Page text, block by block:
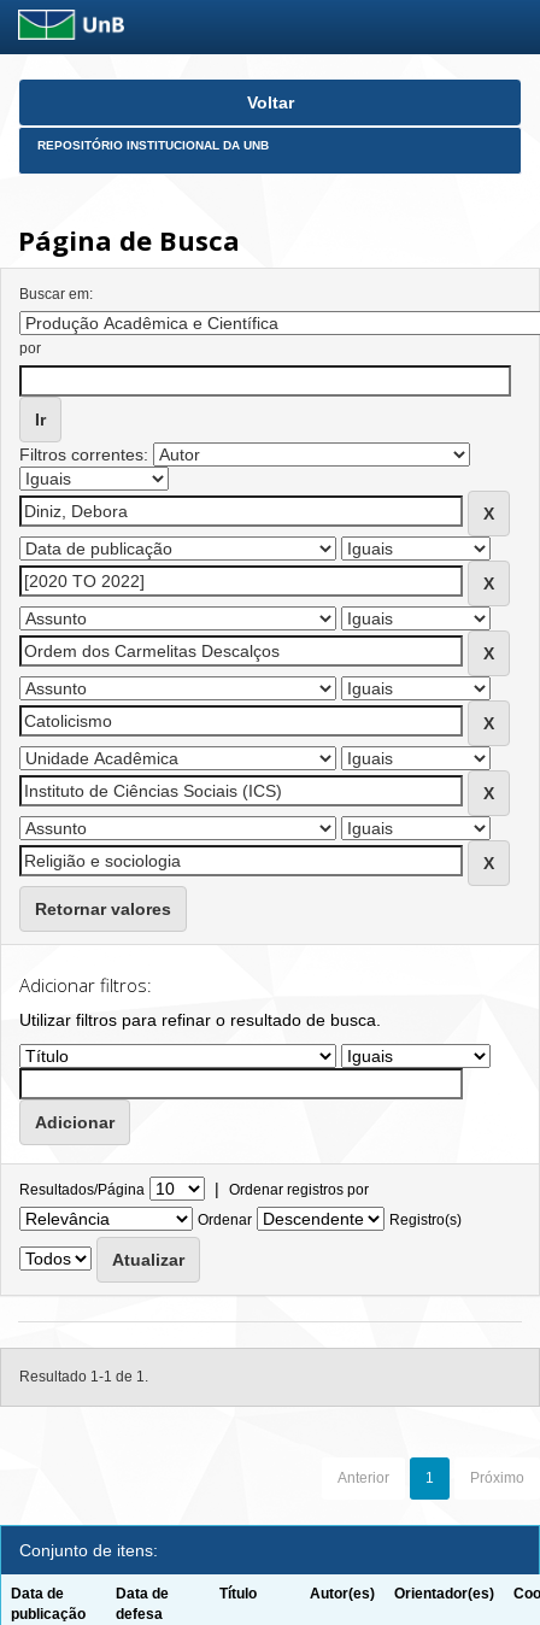
Skip
Voltar
REPOSITÓRIO INSTITUCIONAL DA UNB
Página de Busca
Buscar em:
por
Filtros correntes:
Retornar valores
Adicionar filtros:
Utilizar filtros para refinar o resultado de busca.
Resultados/Página | Ordenar registros por
Ordenar
Registro(s)
Resultado 1-1 de 1.
Anterior 1 Próximo
Conjunto de itens:
Data de
publicação
Data de
defesa
Título Autor(es) Orientador(es)